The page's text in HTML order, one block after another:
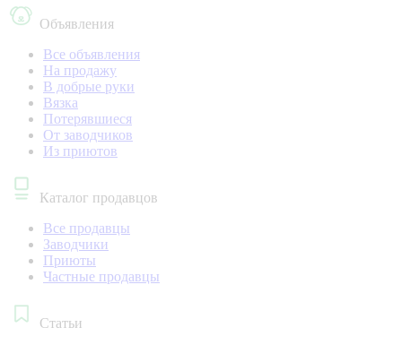
Объявления
Все объявления
На продажу
В добрые руки
Вязка
Потерявшиеся
От заводчиков
Из приютов
Каталог продавцов
Все продавцы
Заводчики
Приюты
Частные продавцы
Статьи